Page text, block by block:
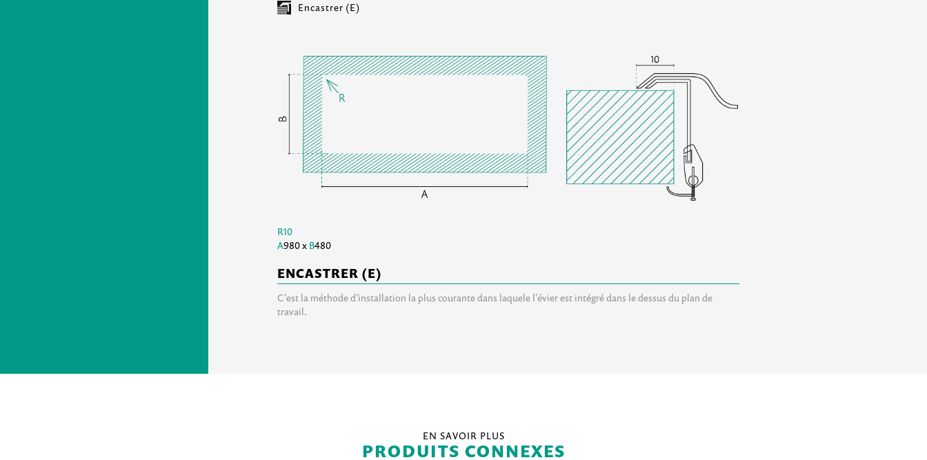
Encastrer (E)
R10
A980 x B480
ENCASTRER (E)
C'est la méthode d'installation la plus courante dans laquele l'évier est intégré dans le dessus du plan de
travail.
EN SAVOIR PLUS
PRODUITS CONNEXES